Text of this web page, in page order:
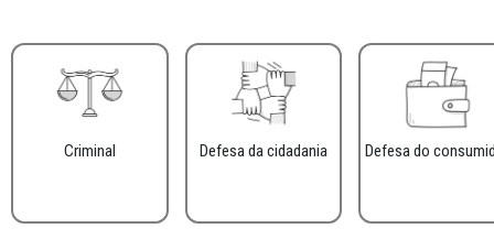
Criminal Defesa da cidadania Defesa do